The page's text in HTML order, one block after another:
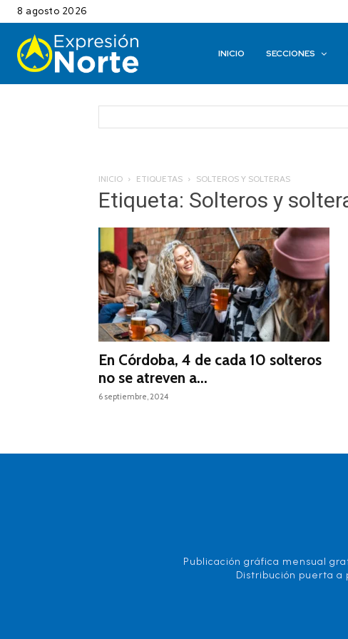
8 agosto 2026
INICIO SECCIONES
INICIO ETIQUETAS SOLTEROS Y SOLTERAS
Etiqueta: Solteros y
En Córdoba, 4 de cada 10 solteros
no se atreven a...
6 septiembre, 2024
Publicación gráfica mensual
Distribución puerta a